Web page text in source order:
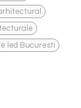
,
led Bucuresti